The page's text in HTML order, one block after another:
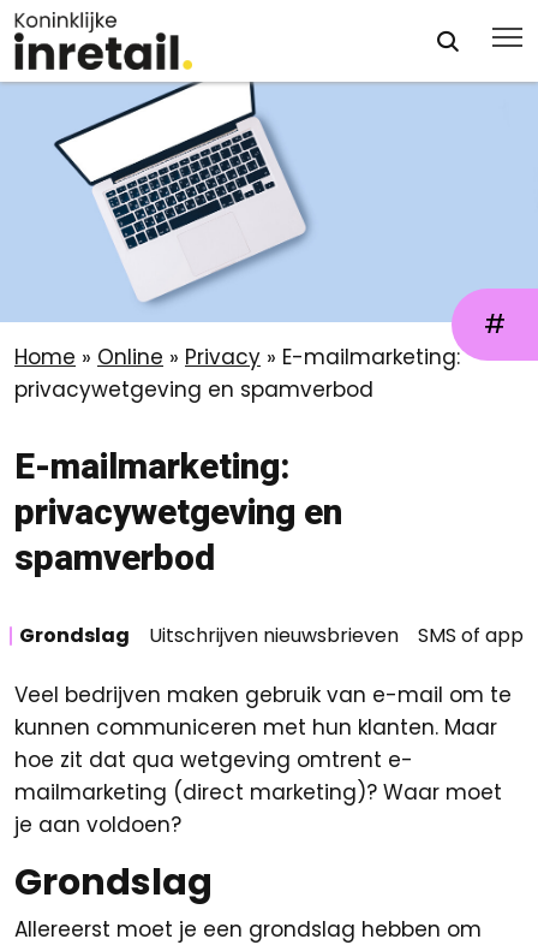
Home » Online » Privacy » E-mailmarketing:
privacywetgeving en spamverbod
E-mailmarketing:
privacywetgeving en
spamverbod
Veel bedrijven maken gebruik van e-mail om te
kunnen communiceren met hun klanten. Maar
hoe zit dat qua wetgeving omtrent e-
mailmarketing (direct marketing)? Waar moet
je aan voldoen?
Grondslag
Allereerst moet je een grondslag hebben om
Grondslag Uitschrijven nieuwsbrieven SMS of app
#